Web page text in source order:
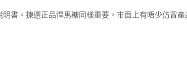
書。揀選正品悍馬糖同樣重要，市面上有唔少仿冒產